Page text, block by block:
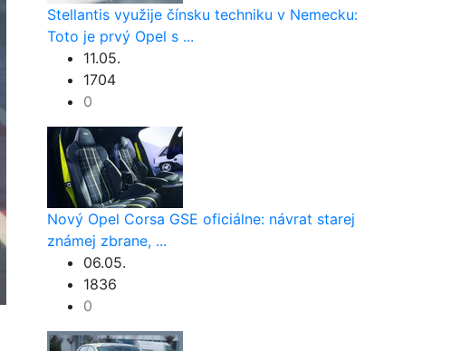
Stellantis využije čínsku techniku v Nemecku:
Toto je prvý Opel s ...
11.05.
1704
0
Nový Opel Corsa GSE oficiálne: návrat starej
známej zbrane, ...
06.05.
1836
0